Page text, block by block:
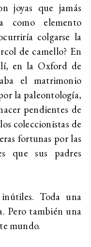
joyas que jamás
como elemento
colgarse la
de camello? En
en la Oxford de
el matrimonio
la paleontología,
pendientes de
coleccionistas de
fortunas por las
que sus padres
Toda una
Pero también una
mundo.